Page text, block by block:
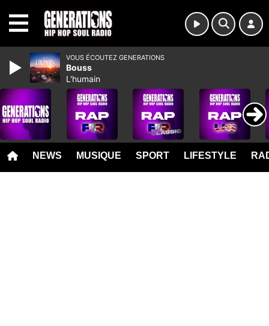
NEWS MUSIQUE SPORT LIFESTYLE
VOUS ÉCOUTEZ GENERATIONS
Bouss
L'humain